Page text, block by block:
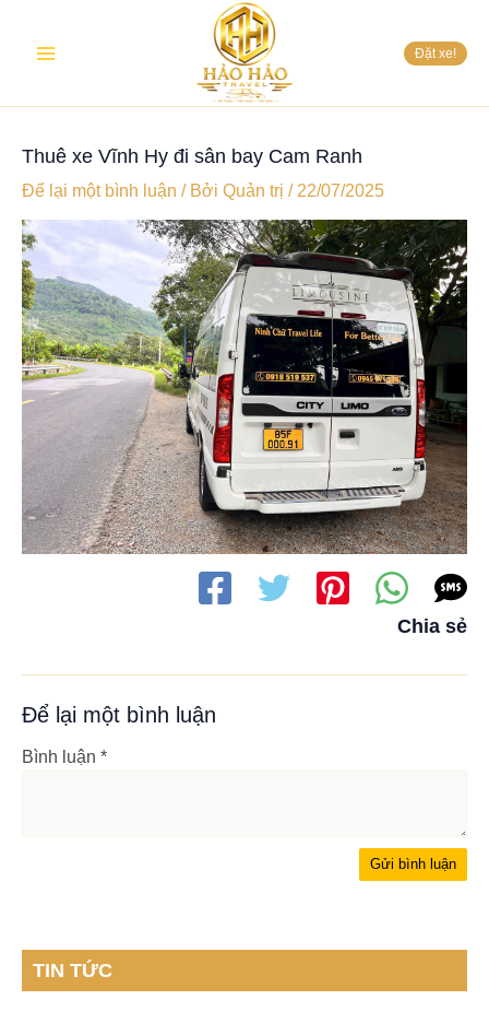
Đặt xe!
Thuê xe Vĩnh Hy đi sân bay Cam Ranh
Để lại một bình luận / Bởi Quản trị / 22/07/2025
Chia sẻ
Để lại một bình luận
Bình luận *
TIN TỨC